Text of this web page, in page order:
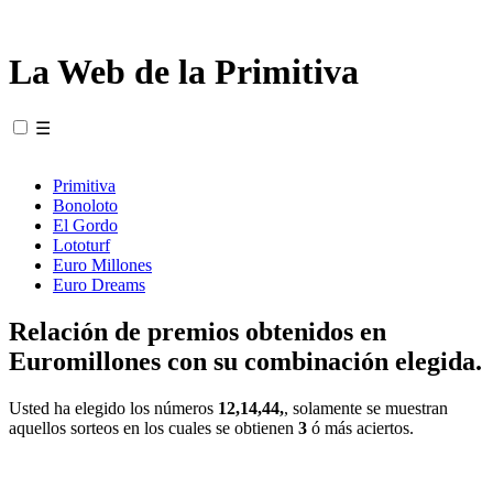
La Web de la Primitiva
☰
Primitiva
Bonoloto
El Gordo
Lototurf
Euro Millones
Euro Dreams
Relación de premios obtenidos en
Euromillones con su combinación elegida.
Usted ha elegido los números 12,14,44,, solamente se muestran
aquellos sorteos en los cuales se obtienen 3 ó más aciertos.